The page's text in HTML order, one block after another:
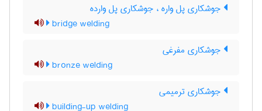
جوشکاری پل واره ، جوشکاری پل وارده
bridge welding
جوشکاری مفرغی
bronze welding
جوشکاری ترمیمی
building-up welding